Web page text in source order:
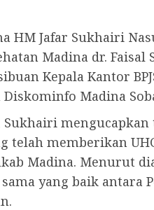
HM Jafar Sukhairi
Madina dr. Faisal
Kepala Kantor
Madina
telah memberikan
Madina. Menurut
yang baik antara